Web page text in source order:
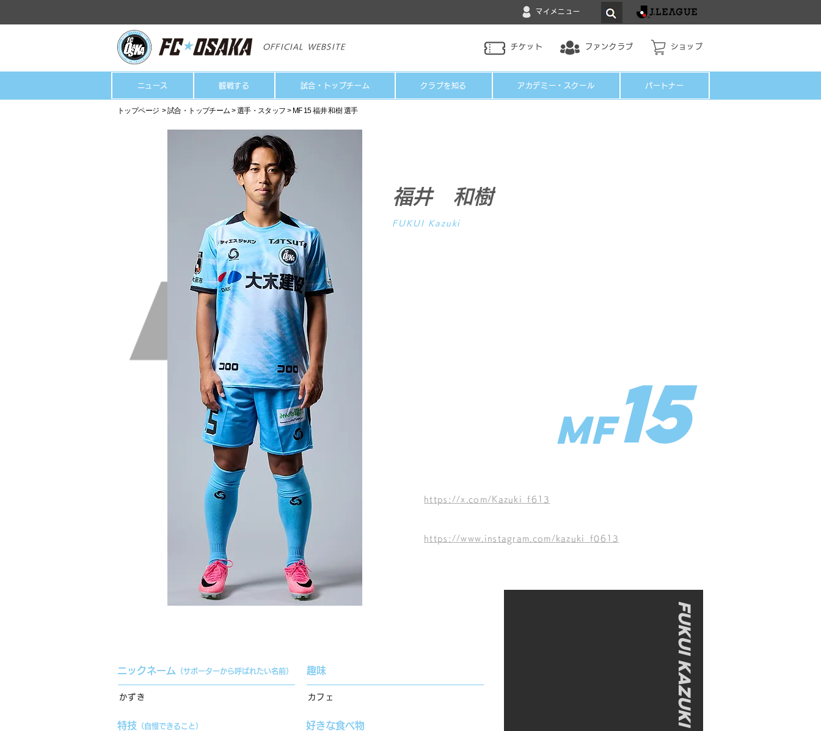
マイメニュー
OFFICIAL WEBSITE チケット ファンクラブ ショップ
ニュース 観戦する 試合・トップチーム クラブを知る アカデミー・スクール パートナー
トップページ >試合・トップチーム >選手・スタッフ > MF 15 福井 和樹 選手
福井 和樹
FUKUI Kazuki
MF15
https://x.com/Kazuki_f613
https://www.instagram.com/kazuki_f0613
FUKUI Kazuki
特技 （自慢できること） 好きな食べ物
ニックネーム （サポーターから呼ばれたい名前）
かずき
趣味
カフェ